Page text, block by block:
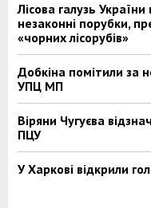
Лісова галузь України
незаконні порубки,
«чорних лісорубів»
Добкіна помітили за
УПЦ МП
Віряни Чугуєва
ПЦУ
У Харкові відкрили